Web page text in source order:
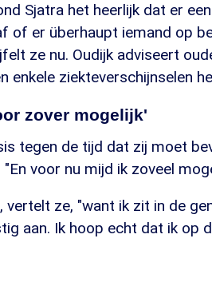
Sjatra het heerlijk dat er
of er überhaupt iemand op
ze nu. Oudijk adviseert
enkele ziekteverschijnselen
zover mogelijk'
tegen de tijd dat zij moet
voor nu mijd ik zoveel
vertelt ze, "want ik zit in de
aan. Ik hoop echt dat ik op